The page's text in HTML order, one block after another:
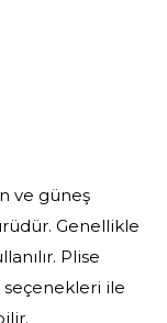
ve güneş
Genellikle
Plise
seçenekleri ile